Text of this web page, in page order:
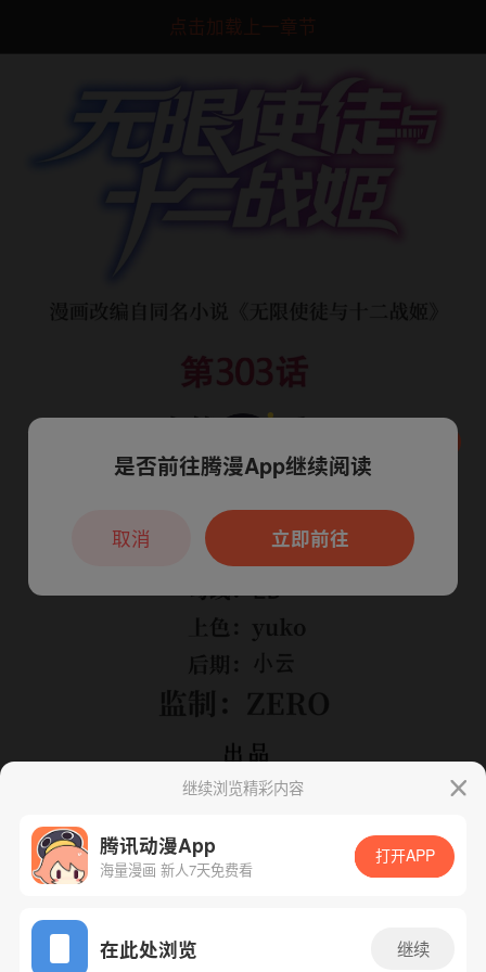
点击加载上一章节
App免费看
下一话
继续浏览精彩内容
腾讯动漫App
海量漫画 新人7天免费看
打开APP
在此处浏览 继续
本章节仅支持App阅读，可打开App新用
户7天免费看
是否前往腾漫App继续阅读
立即前往
取消